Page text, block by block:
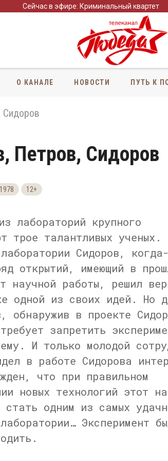
Сейчас в эфире: Криминальный квартет
О КАНАЛЕ НОВОСТИ ПУТЬ К
Сидоров
Петров, Сидоров
1978 12+
лабораторий крупного
трое талантливых ученых.
Сидоров,
открытий, имеющий в
научной работы, решил
одной из своих идей. Но
обнаружив в проекте
запретить
И только молодой
в работе Сидорова
что при правильном
новых технологий этот
одним из самых
Эксперимент